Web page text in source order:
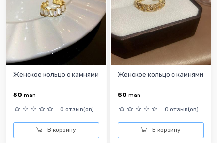
Женское кольцо с камнями
50 man
0 отзыв(ов)
В корзину
Женское кольцо с камнями
50 man
0 отзыв(ов)
В корзину